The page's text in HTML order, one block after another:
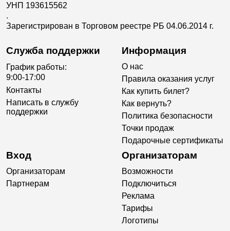
УНП 193615562
.
Зарегистрирован в Торговом реестре РБ 04.06.2014 г.
Служба поддержки
График работы:
9:00-17:00
Контакты
Написать в службу
поддержки
Информация
О нас
Правила оказания услуг
Как купить билет?
Как вернуть?
Политика безопасности
Точки продаж
Подарочные сертификаты
Вход
Организаторам
Партнерам
Организаторам
Возможности
Подключиться
Реклама
Тарифы
Логотипы